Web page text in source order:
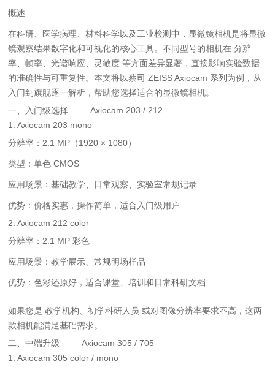
概述
在科研、医学病理、材料科学以及工业检测中，显微镜相机是将显微
镜观察结果数字化和可视化的核心工具。不同型号的相机在 分辨
率、帧率、光谱响应、灵敏度 等方面差异显著，直接影响实验数据
的准确性与可重复性。本文将以蔡司 ZEISS Axiocam 系列为例，从
入门到旗舰逐一解析，帮助您选择适合的显微镜相机。
一、入门级选择 —— Axiocam 203 / 212
1. Axiocam 203 mono
分辨率：2.1 MP（1920 × 1080）
类型：单色 CMOS
应用场景：基础教学、日常观察、实验室常规记录
优势：价格实惠，操作简单，适合入门级用户
2. Axiocam 212 color
分辨率：2.1 MP 彩色
应用场景：教学展示、常规明场样品
优势：色彩还原好，适合课堂、培训和日常科研文档
如果您是 教学机构、初学科研人员 或对图像分辨率要求不高，这两
款相机能满足基础需求。
二、中端升级 —— Axiocam 305 / 705
1. Axiocam 305 color / mono